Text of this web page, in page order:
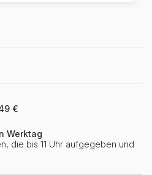
€
Werktag
die bis 11 Uhr aufgegeben und